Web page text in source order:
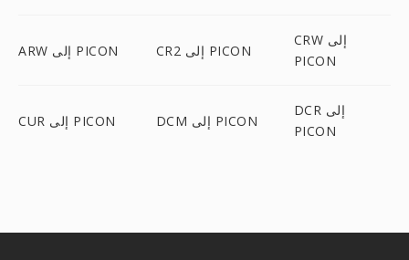
ARW إلى PICON CR2 إلى PICON
CRW إلى
PICON
CUR إلى PICON DCM إلى PICON
DCR إلى
PICON